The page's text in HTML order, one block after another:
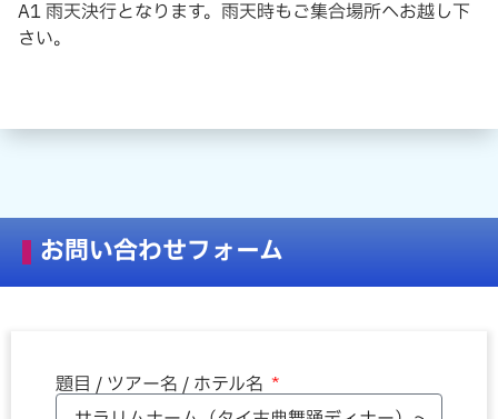
A1 雨天決行となります。雨天時もご集合場所へお越し下
さい。
お問い合わせフォーム
題目 / ツアー名 / ホテル名